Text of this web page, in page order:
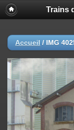
Trains
Accueil / IMG